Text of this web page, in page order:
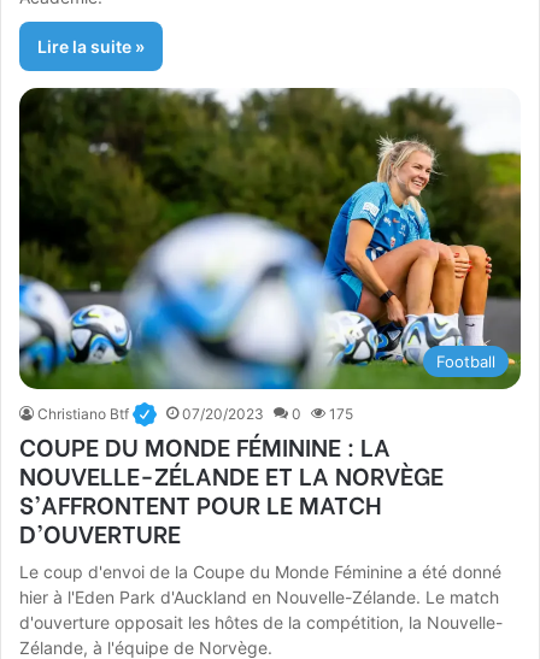
Lire la suite »
Football
Christiano Btf 07/20/2023 0 175
COUPE DU MONDE FÉMININE : LA
NOUVELLE-ZÉLANDE ET LA NORVÈGE
S’AFFRONTENT POUR LE MATCH
D’OUVERTURE
Le coup d'envoi de la Coupe du Monde Féminine a été donné
hier à l'Eden Park d'Auckland en Nouvelle-Zélande. Le match
d'ouverture opposait les hôtes de la compétition, la Nouvelle-
Zélande, à l'équipe de Norvège.